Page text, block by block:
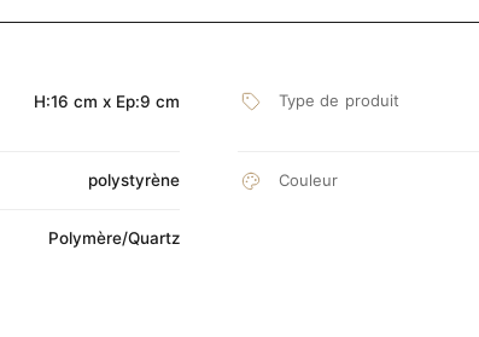
H:16 cm x Ep:9 cm Type de produit
polystyrène Couleur
Polymère/Quartz